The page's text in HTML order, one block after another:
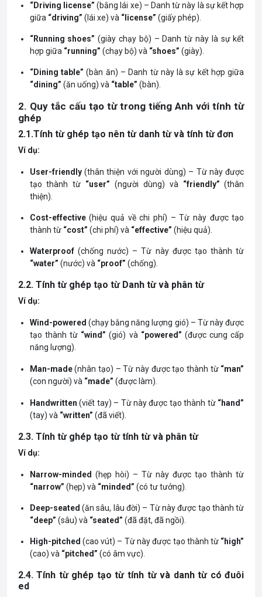
“Driving license” (bằng lái xe) – Danh từ này là sự kết hợp
giữa “driving” (lái xe) và “license” (giấy phép).
“Running shoes” (giày chạy bộ) – Danh từ này là sự kết
hợp giữa “running” (chạy bộ) và “shoes” (giày).
“Dining table” (bàn ăn) – Danh từ này là sự kết hợp giữa
“dining” (ăn uống) và “table” (bàn).
2. Quy tắc cấu tạo từ trong tiếng Anh với tính từ
ghép
2.1.Tính từ ghép tạo nên từ danh từ và tính từ đơn
Ví dụ:
User-friendly(thân thiện với người dùng) – Từ này được
tạo thành từ “user” (người dùng) và “friendly” (thân
thiện).
Cost-effective(hiệu quả về chi phí) – Từ này được tạo
thành từ “cost” (chi phí) và “effective” (hiệu quả).
Waterproof(chống nước) – Từ này được tạo thành từ
“water” (nước) và “proof” (chống).
2.2. Tính từ ghép tạo từ Danh từ và phân từ
Ví dụ:
Wind-powered (chạy bằng năng lượng gió) – Từ này được
tạo thành từ “wind” (gió) và “powered” (được cung cấp
năng lượng).
Man-made(nhân tạo) – Từ này được tạo thành từ “man”
(con người) và “made” (được làm).
Handwritten (viết tay) – Từ này được tạo thành từ “hand”
(tay) và “written” (đã viết).
2.3. Tính từ ghép tạo từ tính từ và phân từ
Ví dụ:
Narrow-minded (hẹp hòi) – Từ này được tạo thành từ
“narrow” (hẹp) và “minded” (có tư tưởng).
Deep-seated (ăn sâu, lâu đời) – Từ này được tạo thành từ
“deep” (sâu) và “seated” (đã đặt, đã ngồi).
High-pitched (cao vút) – Từ này được tạo thành từ “high”
(cao) và “pitched” (có âm vực).
2.4. Tính từ ghép tạo từ tính từ và danh từ có đuôi
ed